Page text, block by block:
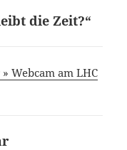
die Zeit?“
Webcam am LHC